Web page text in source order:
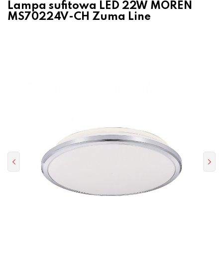
Lampa sufitowa LED 22W MOREN
MS70224V-CH Zuma Line